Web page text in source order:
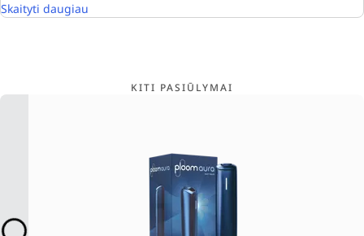
Skaityti daugiau
KITI PASIŪLYMAI